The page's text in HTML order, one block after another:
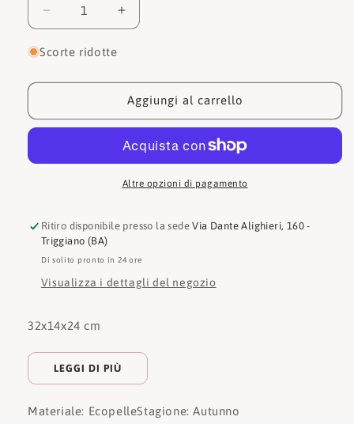
Diminuisci
quantità
per
jo
AF3249E0426
Aumenta
quantità
jo
Zaino
AF3249E0426
Scorte ridotte
Aggiungi al carrello
Altre opzioni di pagamento
Ritiro disponibile presso la sedeVia Dante Alighieri, 160 -
Triggiano (BA)
Di solito pronto in 24 ore
Visualizza i dettagli del negozio
32x14x24 cm
LEGGI DI PIÙ
Materiale: EcopelleStagione: Autunno